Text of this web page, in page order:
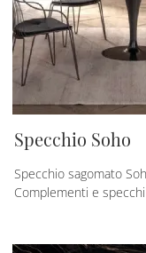
Specchio Soho
Specchio sagomato
Complementi e